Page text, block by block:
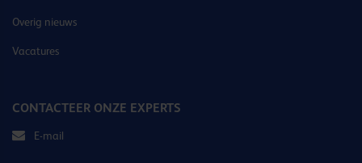
Overig nieuws
Vacatures
CONTACTEER ONZE EXPERTS
E-mail